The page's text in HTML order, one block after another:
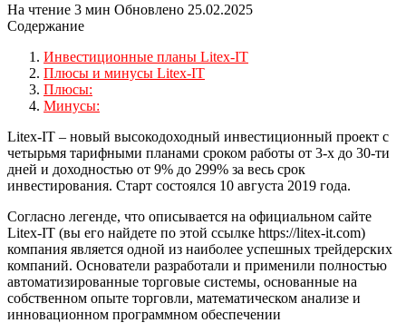
На чтение 3 мин Обновлено 25.02.2025
Содержание
Инвестиционные планы Litex-IT
Плюсы и минусы Litex-IT
Плюсы:
Минусы:
Litex-IT – новый высокодоходный инвестиционный проект с
четырьмя тарифными планами сроком работы от 3-х до 30-ти
дней и доходностью от 9% до 299% за весь срок
инвестирования. Старт состоялся 10 августа 2019 года.
Согласно легенде, что описывается на официальном сайте
Litex-IT (вы его найдете по этой ссылке https://litex-it.com)
компания является одной из наиболее успешных трейдерских
компаний. Основатели разработали и применили полностью
автоматизированные торговые системы, основанные на
собственном опыте торговли, математическом анализе и
инновационном программном обеспечении